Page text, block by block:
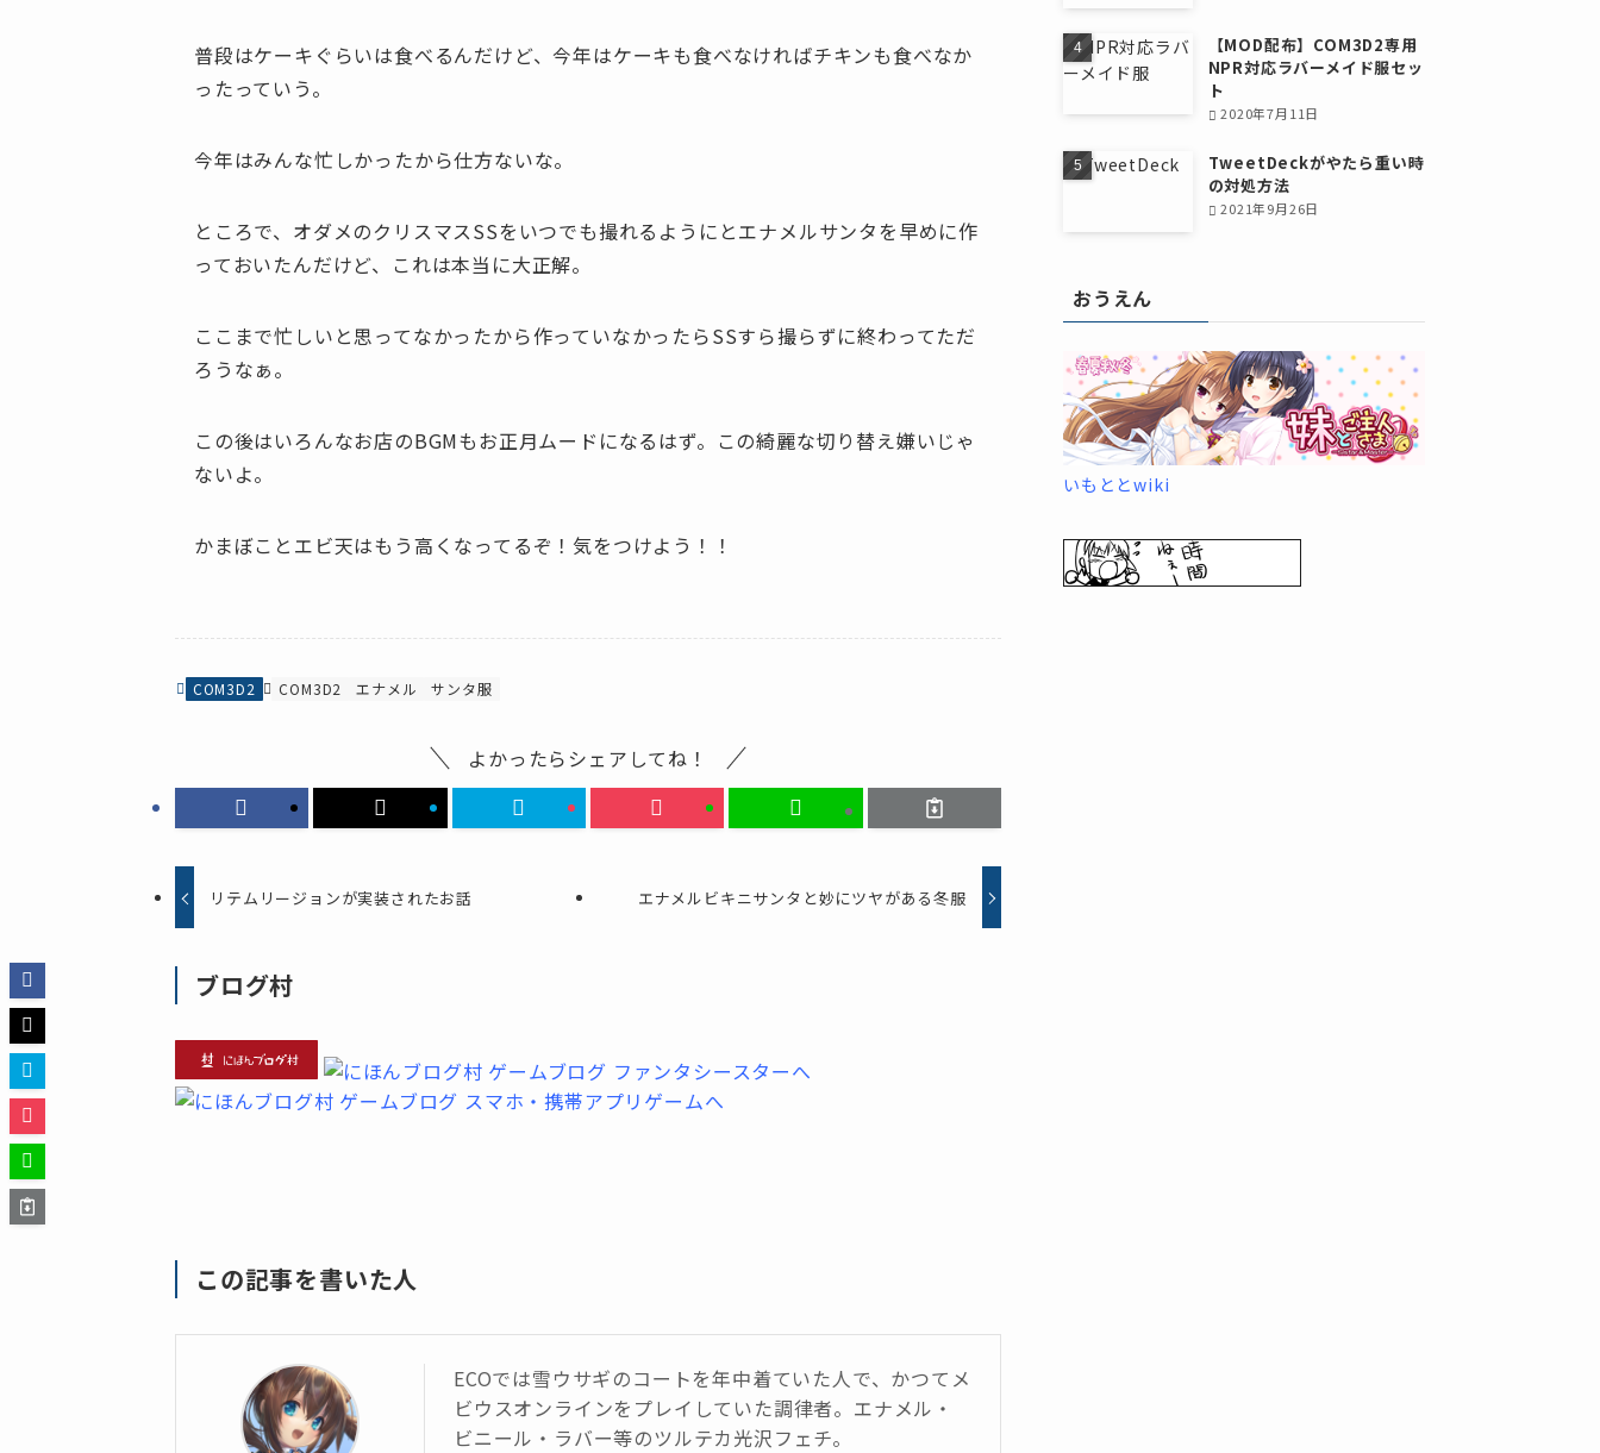
普段はケーキぐらいは食べるんだけど、今年はケーキも食べなければチキンも食べなか
ったっていう。
今年はみんな忙しかったから仕方ないな。
ところで、オダメのクリスマスSSをいつでも撮れるようにとエナメルサンタを早めに作
っておいたんだけど、これは本当に大正解。
ここまで忙しいと思ってなかったから作っていなかったらSSすら撮らずに終わってただ
ろうなぁ。
この後はいろんなお店のBGMもお正月ムードになるはず。この綺麗な切り替え嫌いじゃ
ないよ。
かまぼことエビ天はもう高くなってるぞ！気をつけよう！！
COM3D2 COM3D2 エナメル サンタ服
よかったらシェアしてね！
リテムリージョンが実装されたお話 エナメルビキニサンタと妙にツヤがある冬服
ブログ村
この記事を書いた人
ECOでは雪ウサギのコートを年中着ていた人で、かつてメ
ビウスオンラインをプレイしていた調律者。エナメル・
ビニール・ラバー等のツルテカ光沢フェチ。
【MOD配布】COM3D2専用
NPR対応ラバーメイド服セッ
ト
2020年7月11日
TweetDeckがやたら重い時
の対処方法
2021年9月26日
おうえん
いもととwiki